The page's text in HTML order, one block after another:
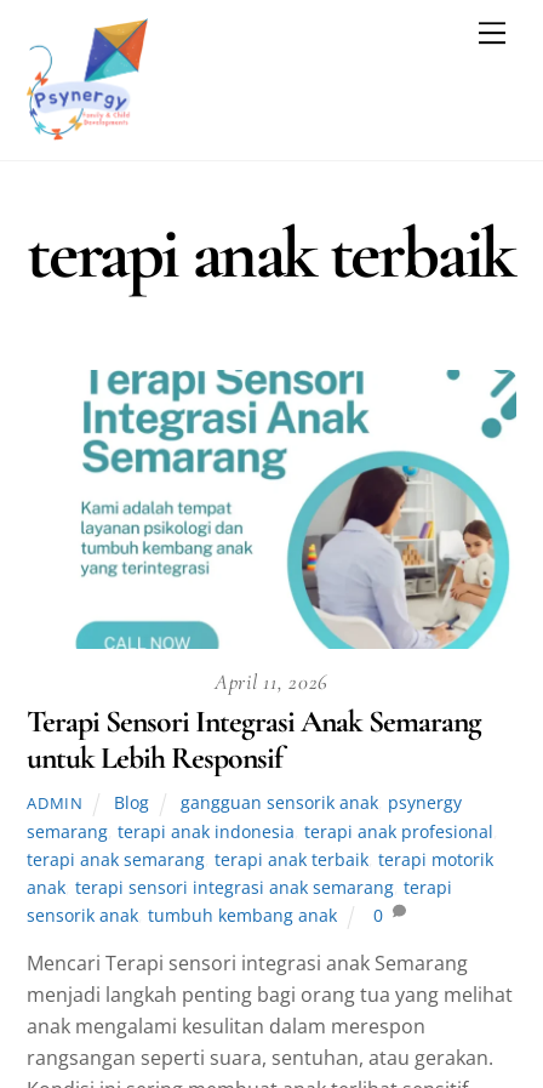
content
terapi anak terbaik
April 11, 2026
Terapi Sensori Integrasi Anak Semarang
untuk Lebih Responsif
ADMIN Blog gangguan sensorik anak, psynergy
semarang ,terapi anak indonesia ,terapi anak profesional
terapi anak semarang ,terapi anak terbaik ,terapi motorik
anak ,terapi sensori integrasi anak semarang ,terapi
sensorik anak ,tumbuh kembang anak 0
Mencari Terapi sensori integrasi anak Semarang
menjadi langkah penting bagi orang tua yang melihat
anak mengalami kesulitan dalam merespon
rangsangan seperti suara, sentuhan, atau gerakan.